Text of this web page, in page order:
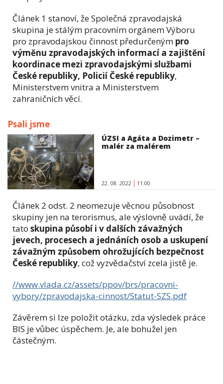
Článek 1 stanoví, že Společná zpravodajská
skupina je stálým pracovním orgánem Výboru
pro zpravodajskou činnost předurčeným pro
výměnu zpravodajských informací a zajištění
koordinace mezi zpravodajskými službami
České republiky, Policií České republiky,
Ministerstvem vnitra a Ministerstvem
zahraničních věcí.
Psali jsme
ÚZSI a Agáta a Dozimetr –
malér za malérem
22. 08. 2022 11:00
Článek 2 odst. 2 neomezuje věcnou působnost
skupiny jen na terorismus, ale výslovně uvádí, že
tato skupina působí i v dalších závažných
jevech, procesech a jednáních osob a uskupení
závažným způsobem ohrožujících bezpečnost
České republiky, což vyzvědačství zcela jistě je.
//www.vlada.cz/assets/ppov/brs/pracovni-
vybory/zpravodajska-cinnost/Statut-SZS.pdf
Závěrem si lze položit otázku, zda výsledek práce
BIS je vůbec úspěchem. Je, ale bohužel jen
částečným.